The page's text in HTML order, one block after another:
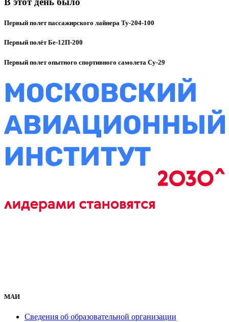
Первый полет пассажирского лайнера Ту-204-100
Первый полёт Бе-12П-200
Первый полет опытного спортивного самолета Су-29
МАИ
Сведения об образовательной организации